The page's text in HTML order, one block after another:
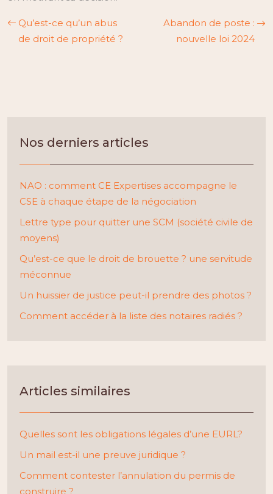
Qu’est-ce qu’un abus
de droit de propriété ?
Abandon de poste :
nouvelle loi 2024
Nos derniers articles
NAO : comment CE Expertises accompagne le
CSE à chaque étape de la négociation
Lettre type pour quitter une SCM (société civile de
moyens)
Qu’est-ce que le droit de brouette ? une servitude
méconnue
Un huissier de justice peut-il prendre des photos ?
Comment accéder à la liste des notaires radiés ?
Articles similaires
Quelles sont les obligations légales d’une EURL?
Un mail est-il une preuve juridique ?
Comment contester l’annulation du permis de
construire ?